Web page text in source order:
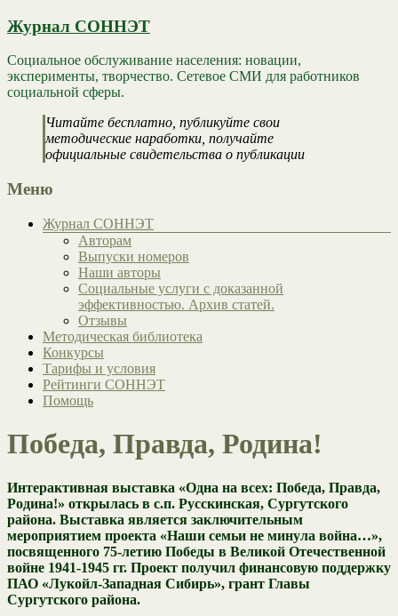
Журнал СОННЭТ
Социальное обслуживание населения: новации,
эксперименты, творчество. Сетевое СМИ для работников
социальной сферы.
Читайте бесплатно, публикуйте свои
методические наработки, получайте
официальные свидетельства о публикации
Меню
Журнал СОННЭТ
Авторам
Выпуски номеров
Наши авторы
Социальные услуги с доказанной
эффективностью. Архив статей.
Отзывы
Методическая библиотека
Конкурсы
Тарифы и условия
Рейтинги СОННЭТ
Помощь
Победа, Правда, Родина!
Интерактивная выставка «Одна на всех: Победа, Правда,
Родина!» открылась в с.п. Русскинская, Сургутского
района. Выставка является заключительным
мероприятием проекта «Наши семьи не минула война…»,
посвященного 75-летию Победы в Великой Отечественной
войне 1941-1945 гг. Проект получил финансовую поддержку
ПАО «Лукойл-Западная Сибирь», грант Главы
Сургутского района.